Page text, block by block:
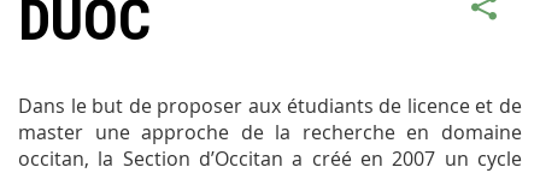
DUOC
Dans le but de proposer aux étudiants de licence et de
master une approche de la recherche en domaine
occitan, la Section d’Occitan a créé en 2007 un cycle